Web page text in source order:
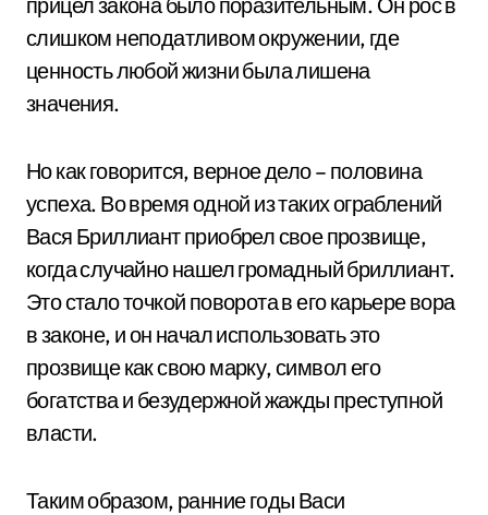
слишком неподатливом окружении, где
ценность любой жизни была лишена
значения.
Но как говорится, верное дело – половина
успеха. Во время одной из таких ограблений
Вася Бриллиант приобрел свое прозвище,
когда случайно нашел громадный бриллиант.
Это стало точкой поворота в его карьере вора
в законе, и он начал использовать это
прозвище как свою марку, символ его
богатства и безудержной жажды преступной
власти.
Таким образом, ранние годы Васи